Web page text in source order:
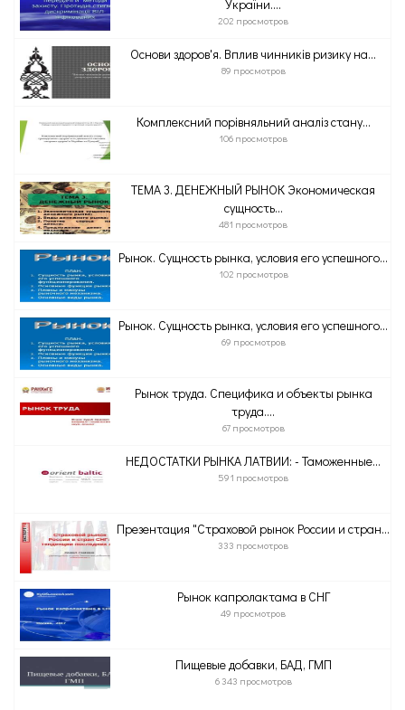
України....
202 просмотров
Основи здоров'я. Вплив чинників ризику на...
89 просмотров
Комплексний порівняльний аналіз стану...
106 просмотров
ТЕМА 3. ДЕНЕЖНЫЙ РЫНОК Экономическая
сущность...
481 просмотров
Рынок. Сущность рынка, условия его успешного...
102 просмотров
Рынок. Сущность рынка, условия его успешного...
69 просмотров
Рынок труда. Специфика и объекты рынка
труда....
67 просмотров
НЕДОСТАТКИ РЫНКА ЛАТВИИ: - Таможенные...
591 просмотров
Презентация "Страховой рынок России и стран...
333 просмотров
Рынок капролактама в СНГ
49 просмотров
Пищевые добавки, БАД, ГМП
6 343 просмотров